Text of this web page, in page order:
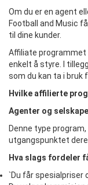
Om du er en agent
Football and Music
til dine kunder.
Affiliate programmet
enkelt å styre. I
som du kan ta i bruk
Hvilke affilierte
Agenter og
Denne type
utgangspunktet
Hva slags fordeler
`Du får spesialpriser